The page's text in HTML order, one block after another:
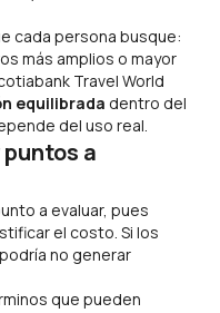
cada persona busque:
más amplios o mayor
Travel World
equilibrada dentro del
del uso real.
a
a evaluar, pues
el costo. Si los
no generar
que pueden